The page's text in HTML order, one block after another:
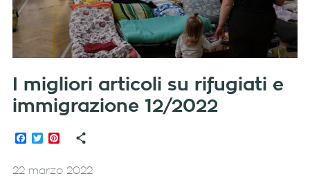
I migliori articoli su rifugiati e
immigrazione 12/2022
Facebook
TwitterPinterest
22 marzo 2022